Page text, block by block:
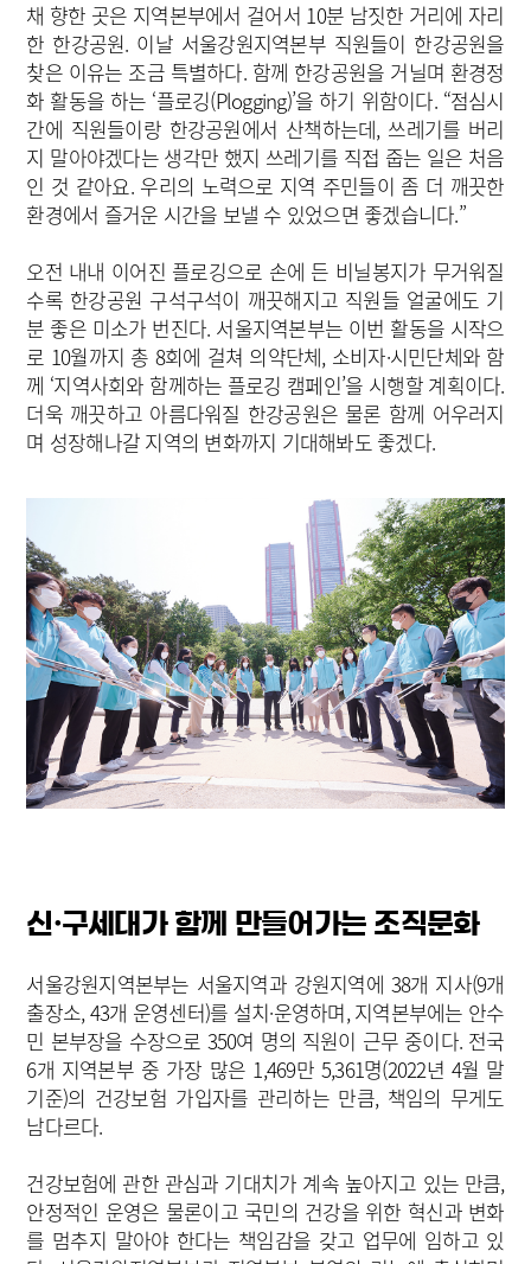
채 향한 곳은 지역본부에서 걸어서 10분 남짓한 거리에 자리
한 한강공원. 이날 서울강원지역본부 직원들이 한강공원을
찾은 이유는 조금 특별하다. 함께 한강공원을 거닐며 환경정
화 활동을 하는 ‘플로깅(Plogging)’을 하기 위함이다. “점심시
간에 직원들이랑 한강공원에서 산책하는데, 쓰레기를 버리
지 말아야겠다는 생각만 했지 쓰레기를 직접 줍는 일은 처음
인 것 같아요. 우리의 노력으로 지역 주민들이 좀 더 깨끗한
환경에서 즐거운 시간을 보낼 수 있었으면 좋겠습니다.”
오전 내내 이어진 플로깅으로 손에 든 비닐봉지가 무거워질
수록 한강공원 구석구석이 깨끗해지고 직원들 얼굴에도 기
분 좋은 미소가 번진다. 서울지역본부는 이번 활동을 시작으
로 10월까지 총 8회에 걸쳐 의약단체, 소비자·시민단체와 함
께 ‘지역사회와 함께하는 플로깅 캠페인’을 시행할 계획이다.
더욱 깨끗하고 아름다워질 한강공원은 물론 함께 어우러지
며 성장해나갈 지역의 변화까지 기대해봐도 좋겠다.
신·구세대가 함께 만들어가는 조직문화
서울강원지역본부는 서울지역과 강원지역에 38개 지사(9개
출장소, 43개 운영센터)를 설치·운영하며, 지역본부에는 안수
민 본부장을 수장으로 350여 명의 직원이 근무 중이다. 전국
6개 지역본부 중 가장 많은 1,469만 5,361명(2022년 4월 말
기준)의 건강보험 가입자를 관리하는 만큼, 책임의 무게도
남다르다.
건강보험에 관한 관심과 기대치가 계속 높아지고 있는 만큼,
안정적인 운영은 물론이고 국민의 건강을 위한 혁신과 변화
를 멈추지 말아야 한다는 책임감을 갖고 업무에 임하고 있